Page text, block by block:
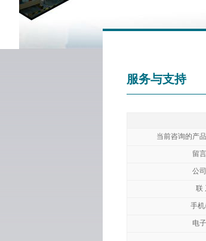
服务与支持
当前咨询的产
留
公
联
手机
电